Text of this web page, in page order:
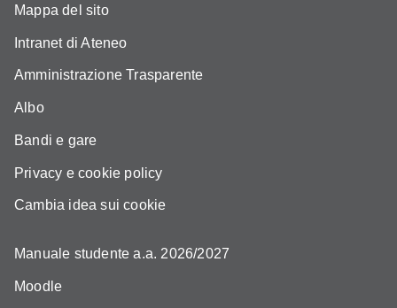
Mappa del sito
Intranet di Ateneo
Amministrazione Trasparente
Albo
Bandi e gare
Privacy e cookie policy
Cambia idea sui cookie
Manuale studente a.a. 2026/2027
Moodle